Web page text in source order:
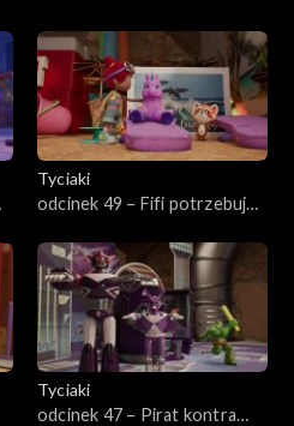
Tyciaki
odcinek 49 – Fifi potrzebuje
Tyciaki
odcinek 47 – Pirat kontra